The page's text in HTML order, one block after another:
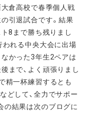
倉高校で春季個人戦
引退試合です。結果
8まで勝ち残りまし
れる中央大会に出場
かった3年生2ペアは
まで、よく頑張りまし
精一杯練習するとも
どして、全力でサポー
の結果は次のブログに